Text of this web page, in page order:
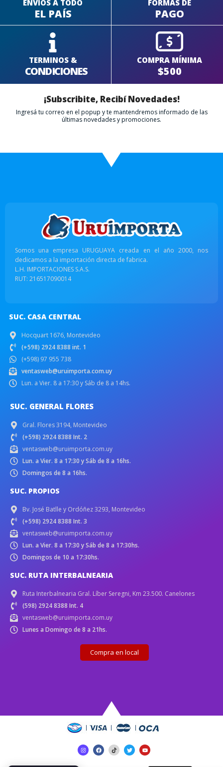
ENVÍOS A TODO
EL PAÍS
FORMAS DE
PAGO
TERMINOS &
CONDICIONES
COMPRA MÍNIMA
$500
¡Subscribite, Recibí Novedades!
Ingresá tu correo en el popup y te mantendremos informado de las
últimas novedades y promociones.
Somos una empresa URUGUAYA creada en el año 2000, nos
dedicamos a la importación directa de fabrica.
L.H. IMPORTACIONES S.A.S.
RUT: 216517090014
SUC. CASA CENTRAL
Hocquart 1676, Montevideo
(+598) 2924 8388 int. 1
(+598) 97 955 738
ventasweb@uruimporta.com.uy
Lun. a Vier. 8 a 17:30 y Sáb de 8 a 14hs.
SUC. GENERAL FLORES
Gral. Flores 3194, Montevideo
(+598) 2924 8388 Int. 2
ventasweb@uruimporta.com.uy
Lun. a Vier. 8 a 17:30 y Sáb de 8 a 16hs.
Domingos de 8 a 16hs.
SUC. PROPIOS
Bv. José Batlle y Ordóñez 3293, Montevideo
(+598) 2924 8388 Int. 3
ventasweb@uruimporta.com.uy
Lun. a Vier. 8 a 17:30 y Sáb de 8 a 17:30hs.
Domingos de 10 a 17:30hs.
SUC. RUTA INTERBALNEARIA
Ruta Interbalnearia Gral. Líber Seregni, Km 23.500. Canelones
(598) 2924 8388 Int. 4
ventasweb@uruimporta.com.uy
Lunes a Domingo de 8 a 21hs.
Compra en local